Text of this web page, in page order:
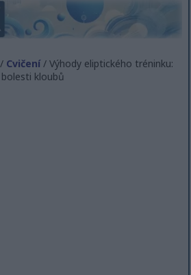
Cvičení/ Výhody eliptického tréninku:
kloubů